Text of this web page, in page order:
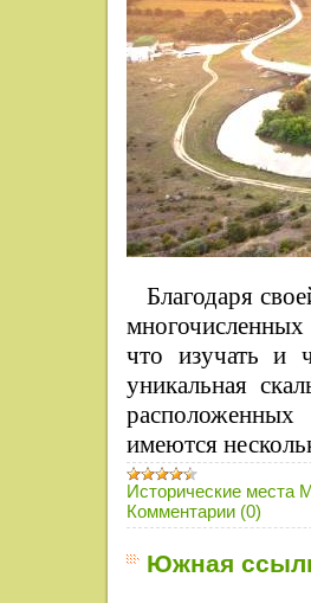
Благодаря
что изучать и
уникальная
имеются
Исторические места
Комментарии (0)
Южная